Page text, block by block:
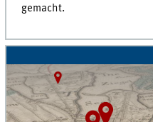
gemacht.